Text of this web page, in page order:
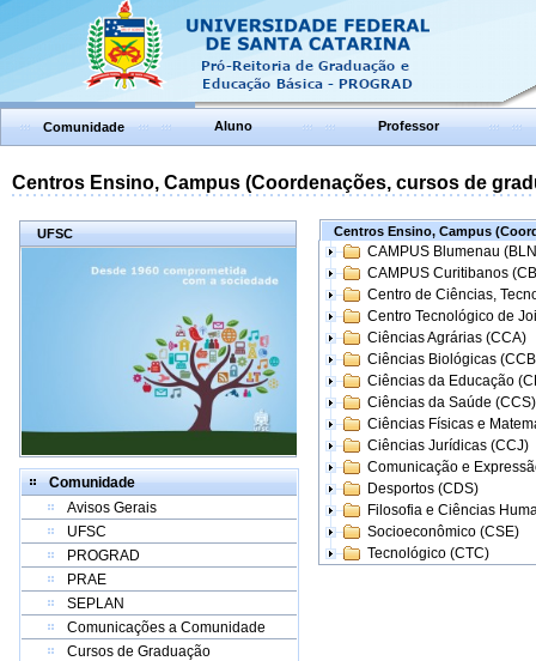
Comunidade Aluno Professor
Centros Ensino, Campus (Coordenações, cursos de
UFSC
Comunidade
Avisos Gerais
UFSC
PROGRAD
PRAE
SEPLAN
Comunicações a Comunidade
Cursos de Graduação
Centros Ensino, Campus
CAMPUS Blumenau
CAMPUS Curitibanos
Centro de Ciências,
Centro Tecnológico de
Ciências Agrárias (CCA)
Ciências Biológicas
Ciências da Educação
Ciências da Saúde (CCS)
Ciências Físicas e
Ciências Jurídicas (CCJ)
Comunicação e
Desportos (CDS)
Filosofia e Ciências
Socioeconômico (CSE)
Tecnológico (CTC)